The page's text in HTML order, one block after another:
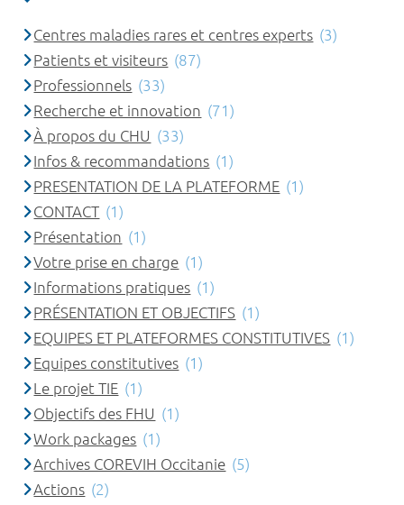
Centres maladies rares et centres experts (3)
Patients et visiteurs (87)
Professionnels (33)
Recherche et innovation (71)
À propos du CHU (33)
Infos & recommandations (1)
PRESENTATION DE LA PLATEFORME (1)
CONTACT (1)
Présentation (1)
Votre prise en charge (1)
Informations pratiques (1)
PRÉSENTATION ET OBJECTIFS (1)
EQUIPES ET PLATEFORMES CONSTITUTIVES (1)
Equipes constitutives (1)
Le projet TIE (1)
Objectifs des FHU (1)
Work packages (1)
Archives COREVIH Occitanie (5)
Actions (2)